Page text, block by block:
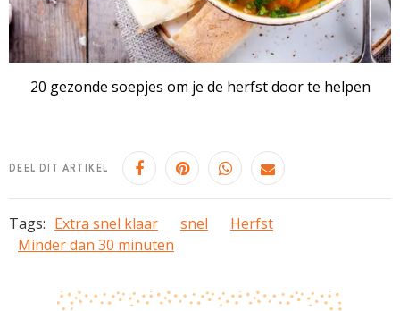
20 gezonde soepjes om je de herfst door te helpen
DEEL DIT ARTIKEL
Tags: Extra snel klaar snel
Herfst
Minder dan 30 minuten